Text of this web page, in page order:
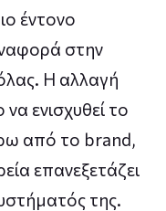
έντονο
στην
Η αλλαγή
ενισχυθεί το
από το brand,
επανεξετάζει
της.